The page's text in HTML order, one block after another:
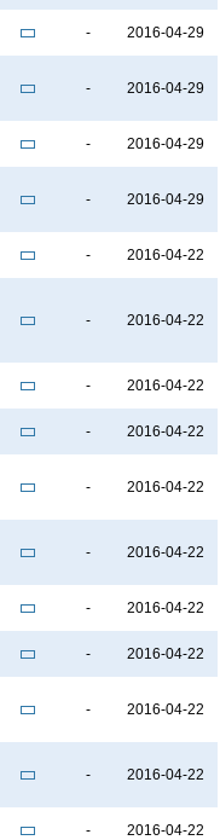
- 2016-04-29
- 2016-04-29
- 2016-04-29
- 2016-04-29
- 2016-04-22
- 2016-04-22
- 2016-04-22
- 2016-04-22
- 2016-04-22
- 2016-04-22
- 2016-04-22
- 2016-04-22
- 2016-04-22
- 2016-04-22
- 2016-04-22